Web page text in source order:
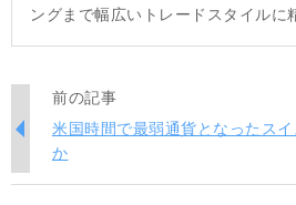
ングまで幅広いトレードスタイルに
前の記事
米国時間で最弱通貨となったス
か